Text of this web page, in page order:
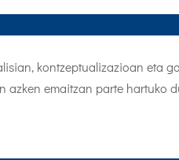
kontzeptualizazioan eta
azken emaitzan parte hartuko